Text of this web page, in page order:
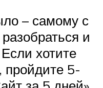
– самому с
и
хотите
пройдите 5-